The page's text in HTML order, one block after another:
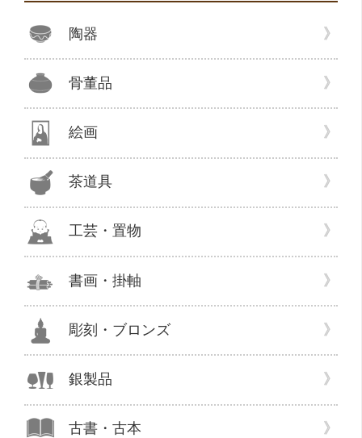
陶器
骨董品
絵画
茶道具
工芸・置物
書画・掛軸
彫刻・ブロンズ
銀製品
古書・古本